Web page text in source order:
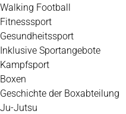
Walking Football
Fitnesssport
Gesundheitssport
Inklusive Sportangebote
Kampfsport
Boxen
Geschichte der Boxabteilung
Ju-Jutsu